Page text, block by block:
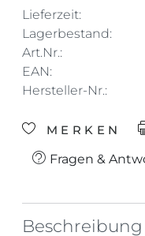
Lieferzeit:
Lagerbestand:
Art.Nr.:
EAN:
Hersteller-Nr.:
MERKEN
Fragen &
Beschreibung